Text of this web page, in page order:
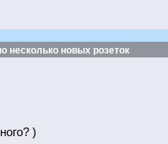
несколько новых розеток
)